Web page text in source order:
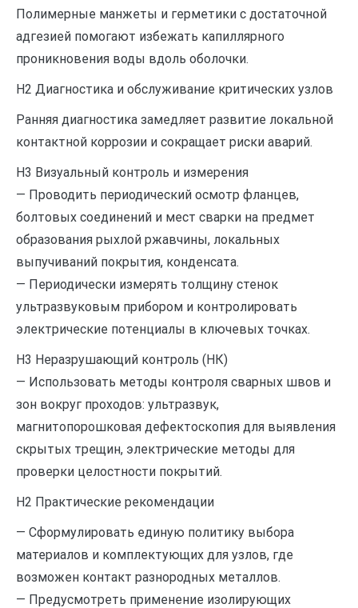
Полимерные манжеты и герметики с достаточной
адгезией помогают избежать капиллярного
проникновения воды вдоль оболочки.
H2 Диагностика и обслуживание критических узлов
Ранняя диагностика замедляет развитие локальной
контактной коррозии и сокращает риски аварий.
H3 Визуальный контроль и измерения
— Проводить периодический осмотр фланцев,
болтовых соединений и мест сварки на предмет
образования рыхлой ржавчины, локальных
выпучиваний покрытия, конденсата.
— Периодически измерять толщину стенок
ультразвуковым прибором и контролировать
электрические потенциалы в ключевых точках.
H3 Неразрушающий контроль (НК)
— Использовать методы контроля сварных швов и
зон вокруг проходов: ультразвук,
магнитопорошковая дефектоскопия для выявления
скрытых трещин, электрические методы для
проверки целостности покрытий.
H2 Практические рекомендации
— Сформулировать единую политику выбора
материалов и комплектующих для узлов, где
возможен контакт разнородных металлов.
— Предусмотреть применение изолирующих